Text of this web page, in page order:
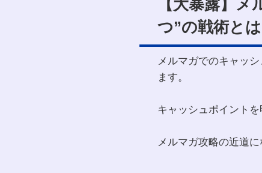
【大暴露】
つ”の戦術とは
メルマガでのキャッ
ます。
キャッシュポイント
メルマガ攻略の近道